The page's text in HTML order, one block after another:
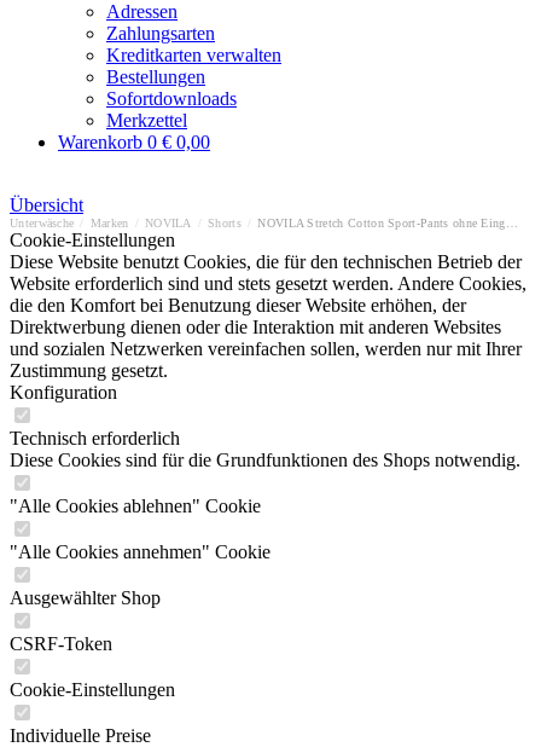
Adressen
Zahlungsarten
Kreditkarten verwalten
Bestellungen
Sofortdownloads
Merkzettel
Warenkorb 0 € 0,00
Übersicht
Unterwäsche Marken NOVILA Shorts
Cookie-Einstellungen
Diese Website benutzt Cookies, die für den technischen Betrieb der
Website erforderlich sind und stets gesetzt werden. Andere Cookies,
die den Komfort bei Benutzung dieser Website erhöhen, der
Direktwerbung dienen oder die Interaktion mit anderen Websites
und sozialen Netzwerken vereinfachen sollen, werden nur mit Ihrer
Zustimmung gesetzt.
Konfiguration
Technisch erforderlich
Diese Cookies sind für die Grundfunktionen des Shops notwendig.
"Alle Cookies ablehnen" Cookie
"Alle Cookies annehmen" Cookie
Ausgewählter Shop
CSRF-Token
Cookie-Einstellungen
Individuelle Preise